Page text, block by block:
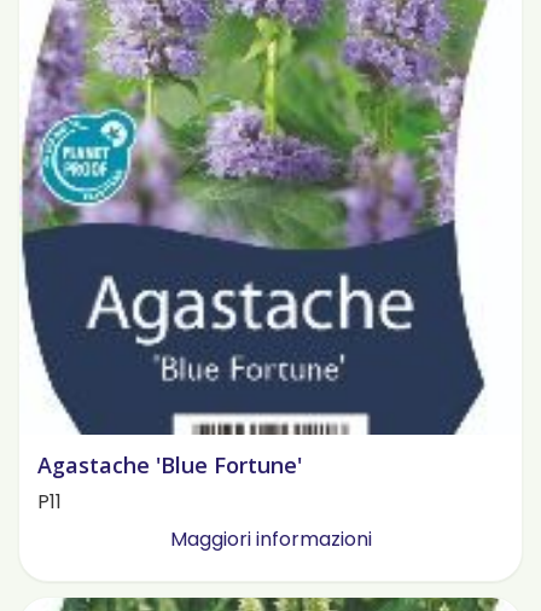
Agastache 'Blue Fortune'
P11
Maggiori informazioni